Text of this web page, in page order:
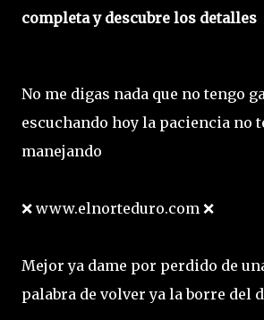
completa y descubre los detalles
No me digas nada que no tengo
escuchando hoy la paciencia no
manejando
❌ www.elnorteduro.com ❌
Mejor ya dame por perdido de
palabra de volver ya la borre del